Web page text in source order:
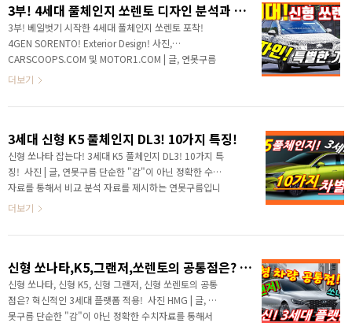
지만 중국 시장에 아반떼 크기에 쏘나타와 비교할 수 있
는 라페스타가 있습니다. 출시된 지 오래되었는데 여전히
괜찮네요. 라페스타의 디자인은 현대차의 루필루즈 컨셉
을 바탕으로 출시가 되었죠! 하지만 스포티한 외부 디자
평가받고 있습니다. ▲ 출처 : 보배드림 라..
3부! 4세대 풀체인지 쏘렌토 디자인 분석과 특별한 기능! 4GEN SORENTO Exterior Design!
3부! 베일벗기 시작한 4세대 풀체인지 쏘렌토 포착!
4GEN SORENTO! Exterior Design! 사진,
CARSCOOPS.COM 및 MOTOR1.COM | 글, 연못구름
"단순 감"이 아닌 정확한 "수치자료"를 통해서 비교 분
구름입니다. 내년 상반기에 기아차의 볼륨 SUV인 신형
소식을 가장 빠르고 정확하게 듣고 싶다면, 연못구름 유
튜브 채널에서 구독을 눌러주세요! 하단 구독 이미지 클
릭! 현행 쏘렌토가 3세대 모델인데, 신형 쏘렌토는 4세
대로 풀체인지되는 모델입니다. 1세대 모델은 2002년
보면 멋진 디자인 때문에 렉서스 RX와 닮..
더보기
3세대 신형 K5 풀체인지 DL3! 10가지 특징! ​
신형 쏘나타 잡는다! 3세대 K5 풀체인지 DL3! 10가지 특
징! ​ 사진 | 글, 연못구름 단순한 "감"이 아닌 정확한 수치
자료를 통해서 비교 분석 자료를 제시하는 연못구름입니
다! 안녕하세요? 연못구름입니다! 기아차의 중형 세단인
니다. # 텍스트가 아닌 영상으로 보기! 이번에 출시될 신
와 뜨겁게 경쟁할 예정입니다. #. 3세대 풀체인지를 앞두
고 있는 K5! K시리즈의 핵심 라인업인 K5는 국내뿐만 아
니라 글로벌 시장에서 옵티마라는 이름으로 판매가 되고
있습니다. 1세대는 2010년도에 출시가 되어서 2015년
더보기
신형 쏘나타,K5,그랜저,쏘렌토의 공통점은? 혁신적인 3세대 플랫폼 적용! ​
신형 쏘나타, 신형 K5, 신형 그랜저, 신형 쏘렌토의 공통
점은? 혁신적인 3세대 플랫폼 적용! ​ 사진 HMG | 글, 연
못구름 단순한 "감"이 아닌 정확한 수치자료를 통해서